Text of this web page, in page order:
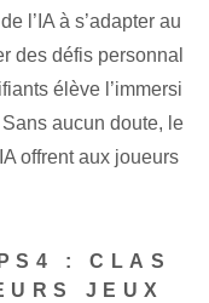
l’IA à s’adapter au
des défis personnal
élève l’immersi
aucun doute, le
offrent aux joueurs
: CLAS
JEUX